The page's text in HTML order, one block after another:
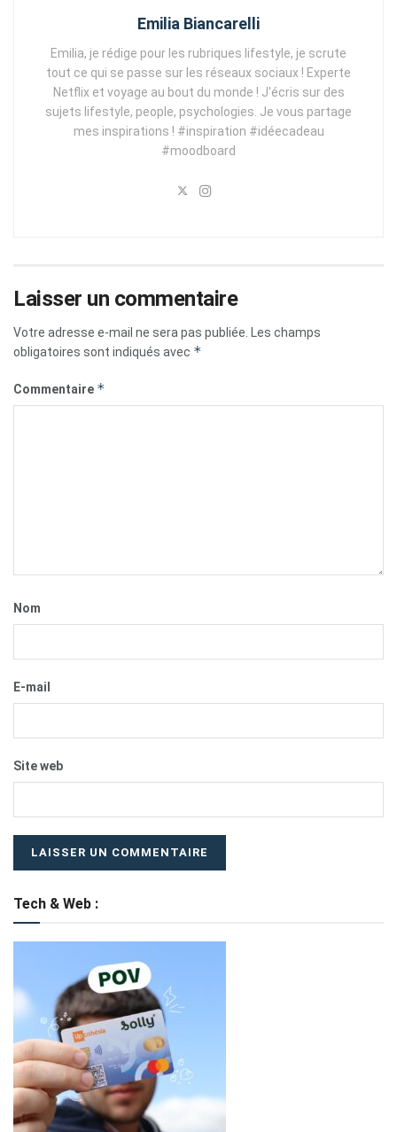
Emilia Biancarelli
Emilia, je rédige pour les rubriques lifestyle, je scrute
tout ce qui se passe sur les réseaux sociaux ! Experte
Netflix et voyage au bout du monde ! J'écris sur des
sujets lifestyle, people, psychologies. Je vous partage
mes inspirations ! #inspiration #idéecadeau
#moodboard
Laisser un commentaire
Votre adresse e-mail ne sera pas publiée.
Les champs
obligatoires sont indiqués avec *
Commentaire *
Nom
E-mail
Site web
Tech & Web :